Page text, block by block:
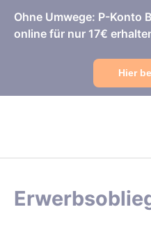
Ohne Umwege: P-Konto
online für nur 17€
Hier